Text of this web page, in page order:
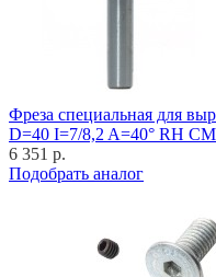
Фреза специальная для
D=40 I=7/8,2 A=40° RH
6 351 р.
Подобрать аналог